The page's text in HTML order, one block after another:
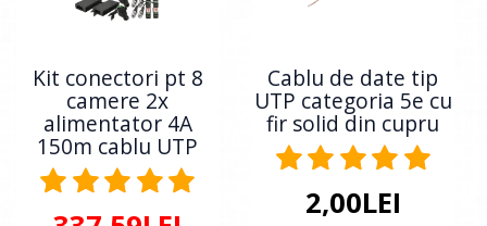
Kit conectori pt 8
camere 2x
alimentator 4A
150m cablu UTP
Cablu de date tip
UTP categoria 5e cu
fir solid din cupru
2,00LEI